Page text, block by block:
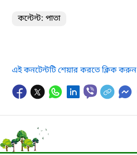
কন্টেন্ট: পাতা
এই কনটেন্টটি শেয়ার করতে ক্লিক করুন